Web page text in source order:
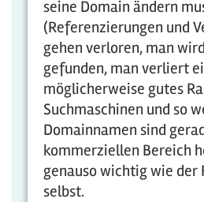
seine Domain ändern
(Referenzierungen und
gehen verloren, man
gefunden, man verliert
möglicherweise gutes
Suchmaschinen und so
Domainnamen sind
kommerziellen Bereich
genauso wichtig wie der
selbst.